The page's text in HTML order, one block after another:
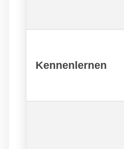
Kennenlernen